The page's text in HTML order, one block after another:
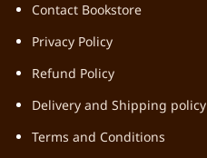
Contact Bookstore
Privacy Policy
Refund Policy
Delivery and Shipping policy
Terms and Conditions